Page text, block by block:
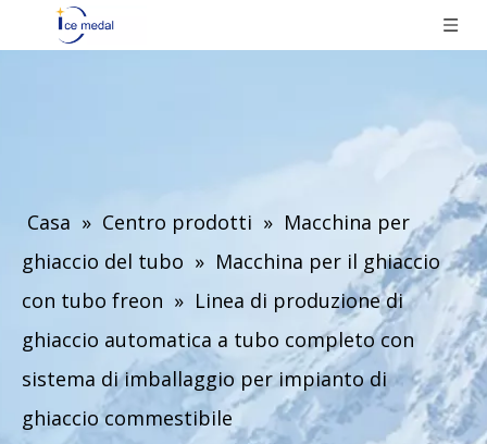
Casa » Centro prodotti » Macchina per
ghiaccio del tubo » Macchina per il ghiaccio
con tubo freon » Linea di produzione di
ghiaccio automatica a tubo completo con
sistema di imballaggio per impianto di
ghiaccio commestibile